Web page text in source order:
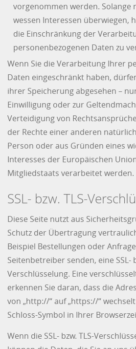
vorgenommen werden. Solange
wessen Interessen überwiegen,
die Einschränkung der
personenbezogenen Daten zu
Wenn Sie die Verarbeitung Ihrer
Daten eingeschränkt haben,
ihrer Speicherung abgesehen –
Einwilligung oder zur
Verteidigung von
der Rechte einer anderen
Person oder aus Gründen eines
Interesses der Europäischen
Mitgliedstaats verarbeitet werden.
SSL- bzw. TLS-
Diese Seite nutzt aus
Schutz der Übertragung
Beispiel Bestellungen oder
Seitenbetreiber senden, eine SSL-
Verschlüsselung. Eine
erkennen Sie daran, dass die
von „http://“ auf „https://“
Schloss-Symbol in Ihrer
Wenn die SSL- bzw. TLS-